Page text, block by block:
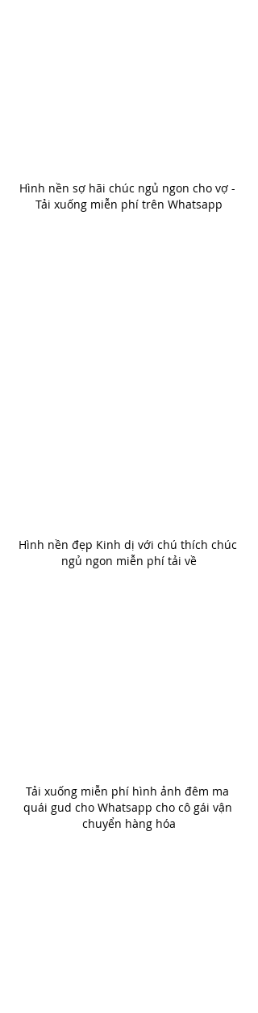
Hình nền sợ hãi chúc ngủ ngon cho vợ -
Tải xuống miễn phí trên Whatsapp
Hình nền đẹp Kinh dị với chú thích chúc
ngủ ngon miễn phí tải về
Tải xuống miễn phí hình ảnh đêm ma
quái gud cho Whatsapp cho cô gái vận
chuyển hàng hóa